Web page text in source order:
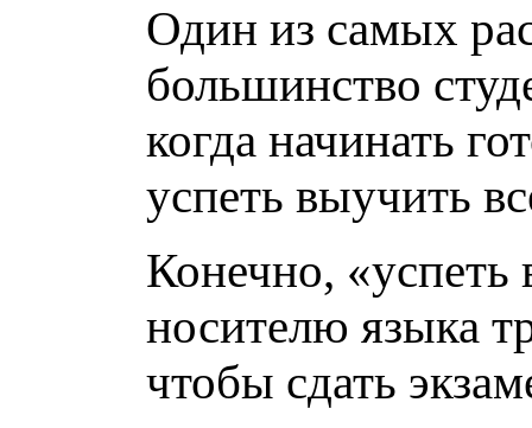
Один из самых
большинство
когда начинать
успеть выучить
Конечно, «успеть
носителю языка
чтобы сдать